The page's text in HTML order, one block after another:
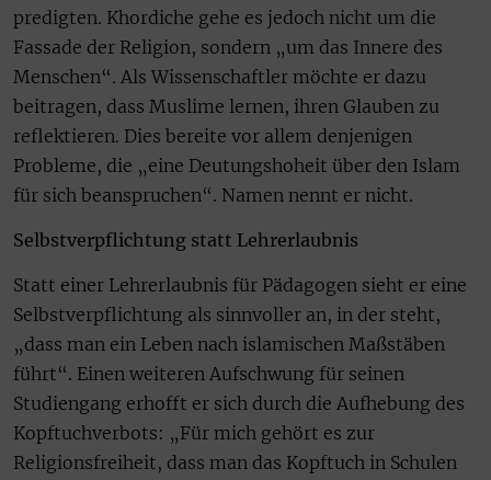
predigten. Khordiche gehe es jedoch nicht um die
Fassade der Religion, sondern „um das Innere des
Menschen“. Als Wissenschaftler möchte er dazu
beitragen, dass Muslime lernen, ihren Glauben zu
reflektieren. Dies bereite vor allem denjenigen
Probleme, die „eine Deutungshoheit über den Islam
für sich beanspruchen“. Namen nennt er nicht.
Selbstverpflichtung statt Lehrerlaubnis
Statt einer Lehrerlaubnis für Pädagogen sieht er eine
Selbstverpflichtung als sinnvoller an, in der steht,
„dass man ein Leben nach islamischen Maßstäben
führt“. Einen weiteren Aufschwung für seinen
Studiengang erhofft er sich durch die Aufhebung des
Kopftuchverbots: „Für mich gehört es zur
Religionsfreiheit, dass man das Kopftuch in Schulen